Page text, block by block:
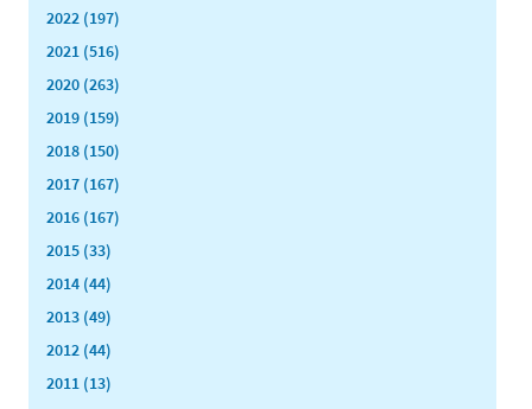
2022 (197)
2021 (516)
2020 (263)
2019 (159)
2018 (150)
2017 (167)
2016 (167)
2015 (33)
2014 (44)
2013 (49)
2012 (44)
2011 (13)